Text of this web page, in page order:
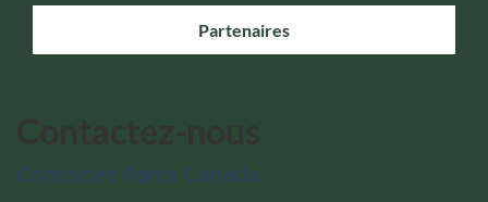
Partenaires
Contactez Parcs Canada